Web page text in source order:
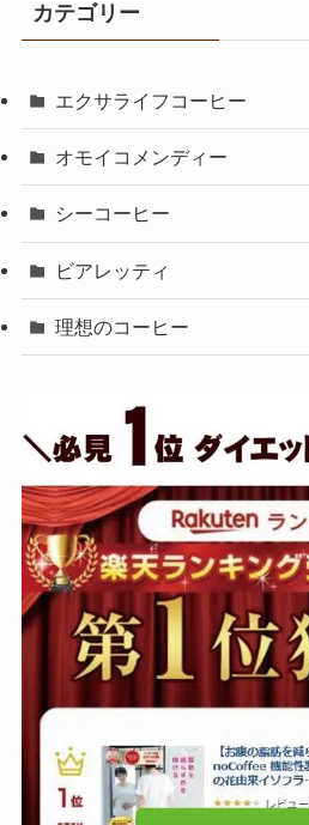
カテゴリー
エクサライフコーヒー
オモイコメンディー
シーコーヒー
ビアレッティ
理想のコーヒー